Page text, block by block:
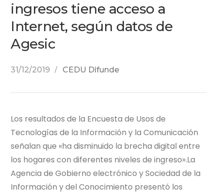
ingresos tiene acceso a
Internet, según datos de
Agesic
31/12/2019 CEDU Difunde
Los resultados de la Encuesta de Usos de
Tecnologías de la Información y la Comunicación
señalan que «ha disminuido la brecha digital entre
los hogares con diferentes niveles de ingreso».La
Agencia de Gobierno electrónico y Sociedad de la
Información y del Conocimiento presentó los